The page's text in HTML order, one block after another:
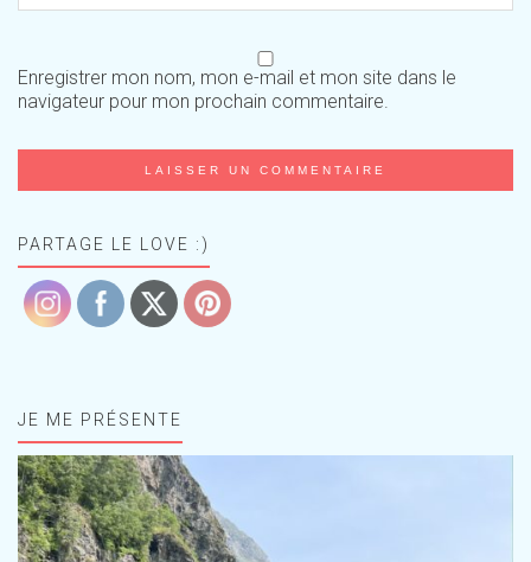
Enregistrer mon nom, mon e-mail et mon site dans le
navigateur pour mon prochain commentaire.
PARTAGE LE LOVE :)
JE ME PRÉSENTE